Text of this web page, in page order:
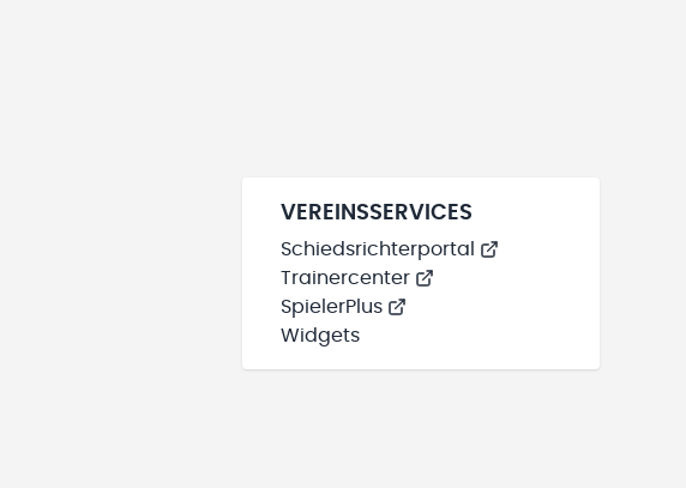
VEREINSSERVICES
Schiedsrichterportal
Trainercenter
SpielerPlus
Widgets